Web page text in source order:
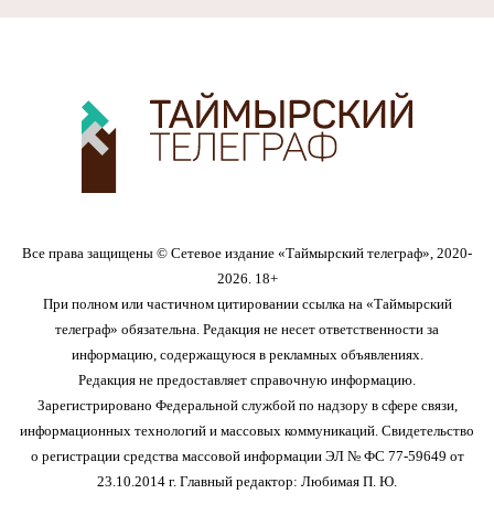
Все права защищены © Сетевое издание «Таймырский телеграф», 2020-
2026. 18+
При полном или частичном цитировании ссылка на «Таймырский
телеграф» обязательна. Редакция не несет ответственности за
информацию, содержащуюся в рекламных объявлениях.
Редакция не предоставляет справочную информацию.
Зарегистрировано Федеральной службой по надзору в сфере связи,
информационных технологий и массовых коммуникаций. Свидетельство
о регистрации средства массовой информации ЭЛ № ФС 77-59649 от
23.10.2014 г. Главный редактор: Любимая П. Ю.